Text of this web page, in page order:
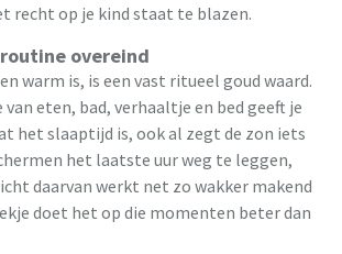
recht op je kind staat te blazen.
overeind
warm is, is een vast ritueel goud waard.
eten, bad, verhaaltje en bed geeft je
het slaaptijd is, ook al zegt de zon iets
het laatste uur weg te leggen,
daarvan werkt net zo wakker makend
doet het op die momenten beter dan